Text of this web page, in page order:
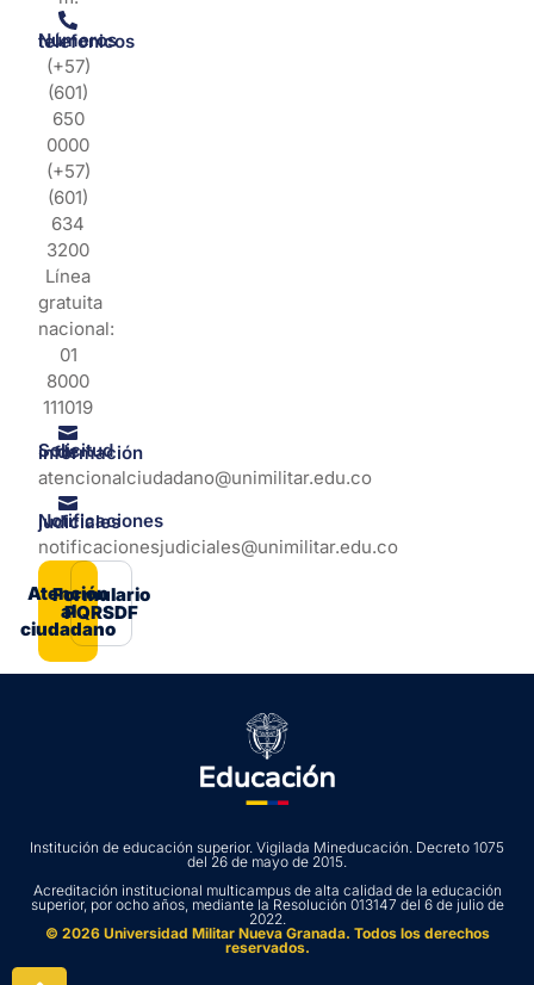
Números telefonicos
(+57)
(601)
650
0000
(+57)
(601)
634
3200
Línea
gratuita
nacional:
01
8000
111019
Solicitud de información
atencionalciudadano@unimilitar.edu.co
Notificaciones judiciales
notificacionesjudiciales@unimilitar.edu.co
Atención
al
ciudadano
Formulario
PQRSDF
Institución de educación superior. Vigilada Mineducación. Decreto 1075
del 26 de mayo de 2015.
Acreditación institucional multicampus de alta calidad de la educación
superior, por ocho años, mediante la Resolución 013147 del 6 de julio de
2022.
© 2026 Universidad Militar Nueva Granada. Todos los derechos
reservados.